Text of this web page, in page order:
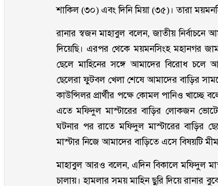
শাকিল (৩০) এবং দিনি মিয়া (৩৫)। তারা
রানার স্বজন মাহাবুল বলেন, জাতীয়
দিয়েছি। এরপর থেকে ময়মনসিংহ মহানগর
ছেলে মাহিনের সঙ্গে আমাদের বিরোধ চলে
ছেলেরা ফুটবল খেলা শেষে আমাদের বাড়ির
কাউন্সিলর প্রার্থীর পক্ষে কোমল পানিও
এতে মফিদুল মাস্টারের বাড়ির লোকজন
ঘটনার পর রাতে মফিদুল মাস্টারের বাড়ির
মাস্টার নিজে আমাদের বাড়িতে এসে বিষয়টি
মাহাবুল আরও বলেন, এদিন বিকালে মফিদুল
চালায়। হামলার সময় মাহিন ছুরি দিয়ে